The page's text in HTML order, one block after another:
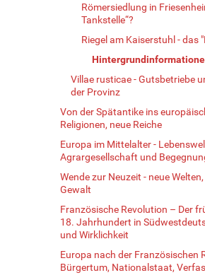
Römersiedlung in
Tankstelle“?
Riegel am Kaiserstuhl - das
Villae rusticae - Gutsbetriebe
der Provinz
Von der Spätantike ins
Religionen, neue Reiche
Europa im Mittelalter -
Agrargesellschaft und
Wende zur Neuzeit - neue
Gewalt
Französische Revolution – Der
18. Jahrhundert in
und Wirklichkeit
Europa nach der Französischen
Bürgertum, Nationalstaat,